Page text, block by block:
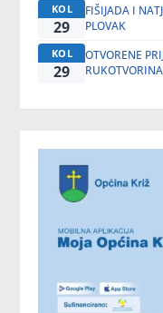
KOL
29
FIŠIJADA I
PLOVAK
KOL
29
OTVORENE